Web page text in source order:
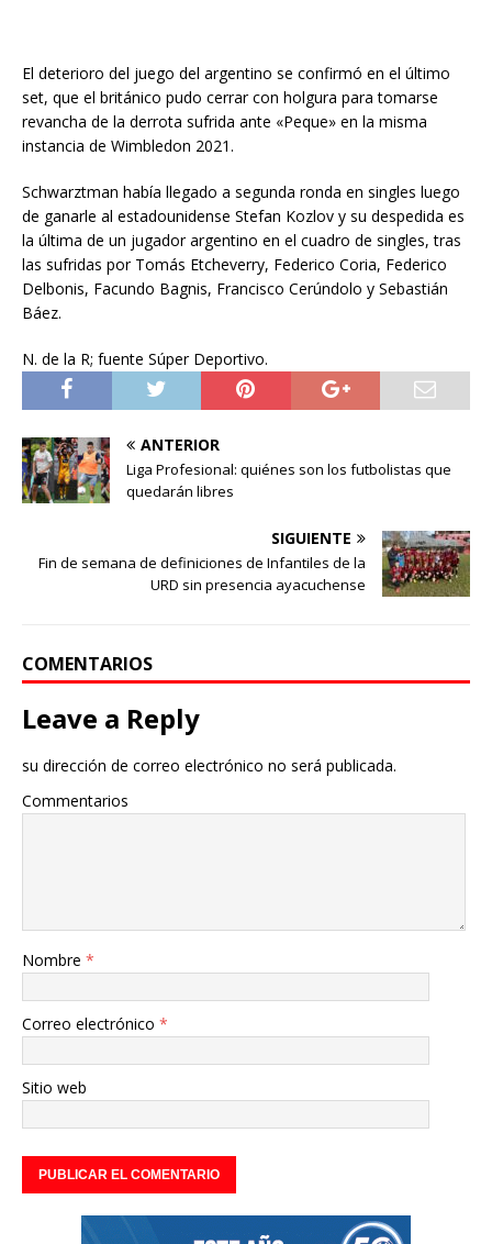
El deterioro del juego del argentino se confirmó en el último
set, que el británico pudo cerrar con holgura para tomarse
revancha de la derrota sufrida ante «Peque» en la misma
instancia de Wimbledon 2021.
Schwarztman había llegado a segunda ronda en singles luego
de ganarle al estadounidense Stefan Kozlov y su despedida es
la última de un jugador argentino en el cuadro de singles, tras
las sufridas por Tomás Etcheverry, Federico Coria, Federico
Delbonis, Facundo Bagnis, Francisco Cerúndolo y Sebastián
Báez.
N. de la R; fuente Súper Deportivo.
ANTERIOR
Liga Profesional: quiénes son los futbolistas que
quedarán libres
SIGUIENTE
Fin de semana de definiciones de Infantiles de la
URD sin presencia ayacuchense
COMENTARIOS
Leave a Reply
su dirección de correo electrónico no será publicada.
Commentarios
Nombre *
Correo electrónico *
Sitio web